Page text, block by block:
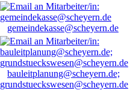
gemeindekasse@scheyern.de
bauleitplanung@scheyern.de;
grundstueckswesen@scheyern.de